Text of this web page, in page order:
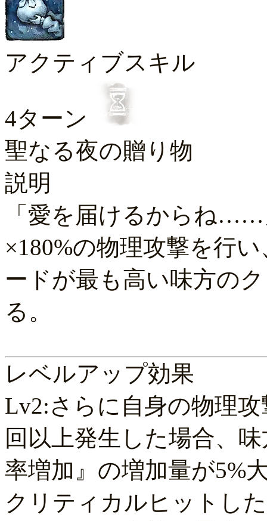
アクティブスキル
4ターン
聖なる夜の贈り物
説明
「愛を届けるからね
×180%の物理攻撃を行
ードが最も高い味方の
る。
レベルアップ効果
Lv2:さらに自身の物理
回以上発生した場合、
率増加』の増加量が5%
クリティカルヒットし